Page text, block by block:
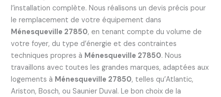
l’installation complète. Nous réalisons un devis précis pour
le remplacement de votre équipement dans
Ménesqueville 27850, en tenant compte du volume de
votre foyer, du type d’énergie et des contraintes
techniques propres à Ménesqueville 27850. Nous
travaillons avec toutes les grandes marques, adaptées aux
logements à Ménesqueville 27850, telles qu’Atlantic,
Ariston, Bosch, ou Saunier Duval. Le bon choix de la